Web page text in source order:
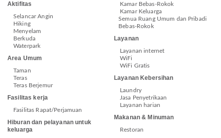
Aktifitas
Selancar Angin
Hiking
Menyelam
Berkuda
Waterpark
Area Umum
Taman
Teras
Teras Berjemur
Fasilitas kerja
Fasilitas Rapat/Perjamuan
Hiburan dan pelayanan untuk
keluarga
Kamar Bebas-Rokok
Kamar Keluarga
Semua Ruang Umum dan Pribadi
Bebas-Rokok
Layanan
Layanan internet
WiFi
WiFi Gratis
Layanan Kebersihan
Laundry
Jasa Penyetrikaan
Layanan harian
Makanan & Minuman
Restoran